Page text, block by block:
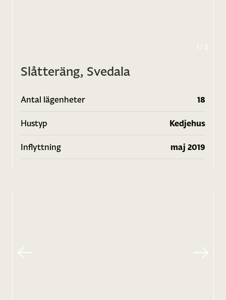
1 / 2
Slåtteräng, Svedala
Antal lägenheter 18
Hustyp Kedjehus
Inflyttning maj 2019